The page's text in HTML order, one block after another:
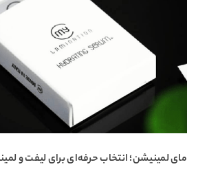
مای لمینیشن؛ انتخاب حرفه‌ای برای لیفت و